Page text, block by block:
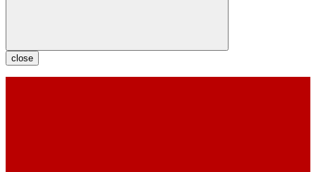
close